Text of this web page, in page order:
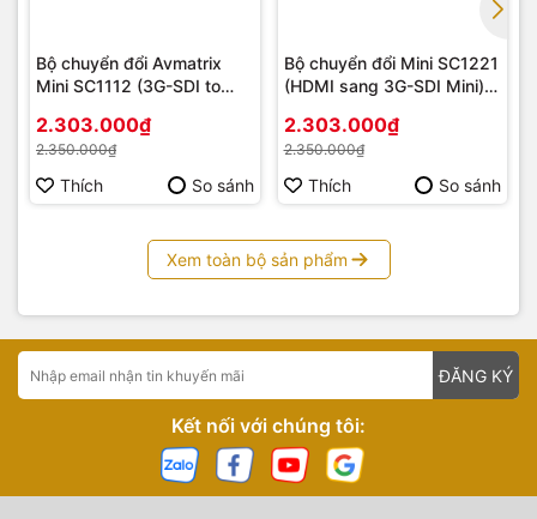
Bộ chuyển đổi Avmatrix
Mini SC1112 (3G-SDI to
Hãng
2.303.000₫
2.350.000₫
Thích So sánh
Bộ chuyển đổi Mini SC1221
(HDMI sang 3G-SDI Mini) –
2.303.000₫
2.350.000₫
Thích So sánh
Xem toàn bộ sản phẩm
ĐĂNG KÝ
Kết nối với chúng tôi: